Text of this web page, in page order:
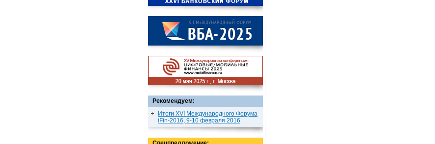
Рекомендуем:
Итоги XVI Международного Форума
iFin-2016, 9-10 февраля 2016